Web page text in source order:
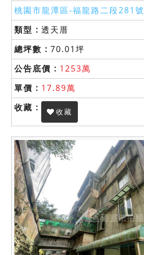
桃園市龍潭區-福龍路二段281號
透天厝
70.01坪
1253萬
17.89萬
收藏